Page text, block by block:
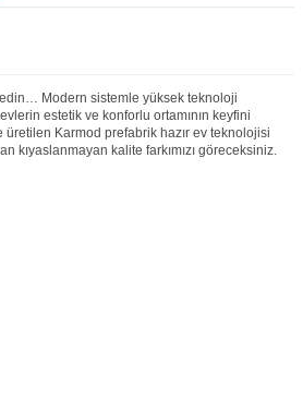
edin… Modern sistemle yüksek teknoloji
estetik ve konforlu ortamının keyfini
üretilen Karmod prefabrik hazır ev teknolojisi
kıyaslanmayan kalite farkımızı göreceksiniz.